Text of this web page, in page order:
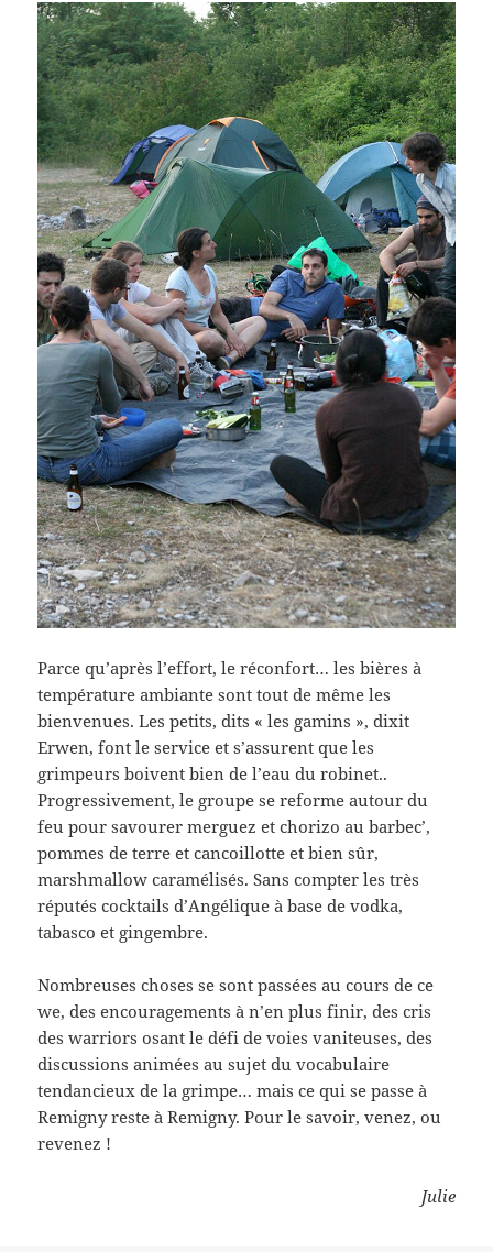
Parce qu’après l’effort, le réconfort… les bières à
température ambiante sont tout de même les
bienvenues. Les petits, dits « les gamins », dixit
Erwen, font le service et s’assurent que les
grimpeurs boivent bien de l’eau du robinet..
Progressivement, le groupe se reforme autour du
feu pour savourer merguez et chorizo au barbec’,
pommes de terre et cancoillotte et bien sûr,
marshmallow caramélisés. Sans compter les très
réputés cocktails d’Angélique à base de vodka,
tabasco et gingembre.
Nombreuses choses se sont passées au cours de ce
we, des encouragements à n’en plus finir, des cris
des warriors osant le défi de voies vaniteuses, des
discussions animées au sujet du vocabulaire
tendancieux de la grimpe… mais ce qui se passe à
Remigny reste à Remigny. Pour le savoir, venez, ou
revenez !
Julie